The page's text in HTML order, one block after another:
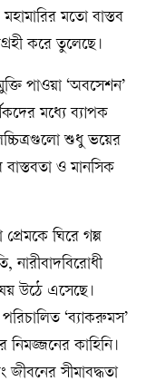
মতো বাস্তব
করে তুলেছে।
পাওয়া ‘অবসেশন’
মধ্যে ব্যাপক
শুধু ভয়ের
ও মানসিক
ঘিরে গল্প
নারীবাদবিরোধী
উঠে এসেছে।
‘ব্যাকরুমস’
কাহিনি।
সীমাবদ্ধতা